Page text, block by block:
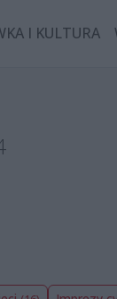
I KULTURA